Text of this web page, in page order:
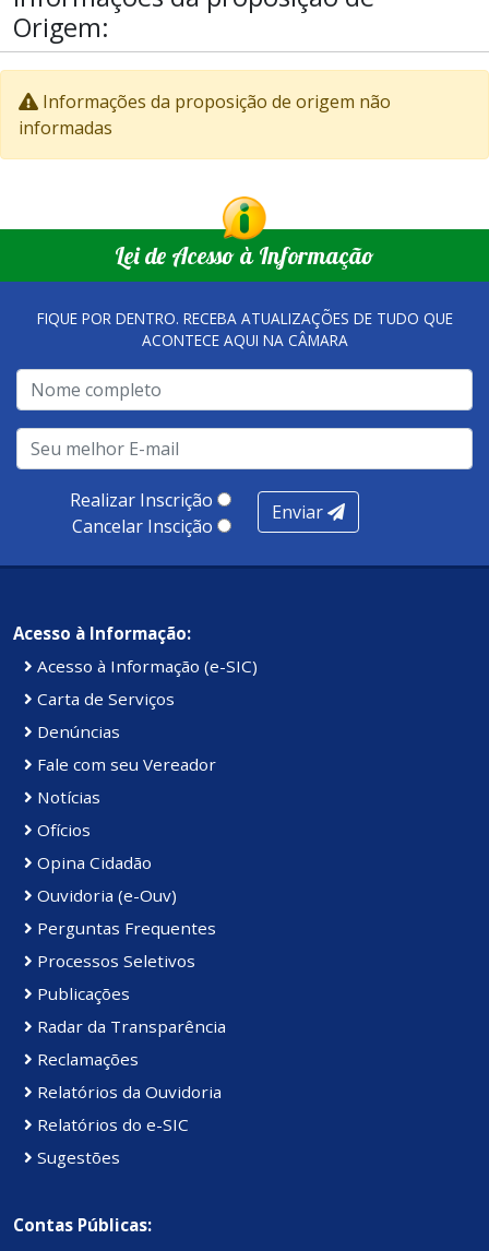
Origem:
Informações da proposição de origem não
informadas
Lei de Acesso à Informação
FIQUE POR DENTRO. RECEBA ATUALIZAÇÕES DE TUDO QUE
ACONTECE AQUI NA CÂMARA
Realizar Inscrição
Cancelar Inscição
Enviar
Acesso à Informação:
Acesso à Informação (e-SIC)
Carta de Serviços
Denúncias
Fale com seu Vereador
Notícias
Ofícios
Opina Cidadão
Ouvidoria (e-Ouv)
Perguntas Frequentes
Processos Seletivos
Publicações
Radar da Transparência
Reclamações
Relatórios da Ouvidoria
Relatórios do e-SIC
Sugestões
Contas Públicas: